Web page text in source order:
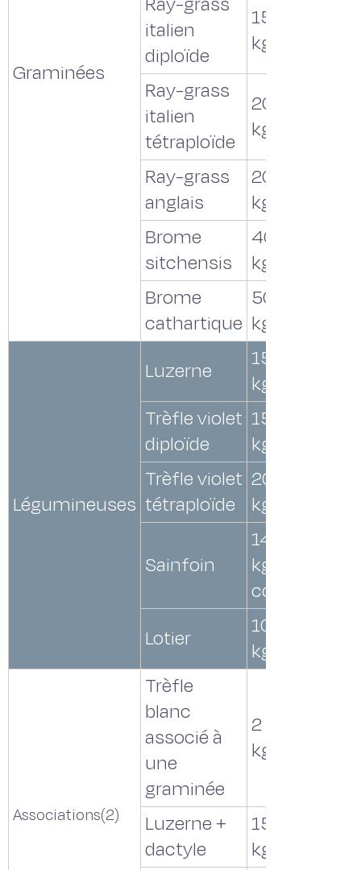
Graminées
italien
diploïde
15 à 20
kg/ha
Ray-grass
italien
tétraploïde
20 à 25
kg/ha
Ray-grass
anglais
20 à 25
kg/ha
Brome
sitchensis
40 à 45
kg/ha
Brome
cathartique
50 à 60
kg/ha
Légumineuses
Luzerne
15 à 20
kg/ha
Trèfle violet
diploïde
15 à 20
kg/ha
Trèfle violet
tétraploïde
20 à 25
kg/ha
Sainfoin
140
kg/ha de
cosses
Lotier
10 à 15
kg/ha
Associations(2)
Trèfle
blanc
associé à
une
graminée
2 à 3
kg/ha
Luzerne +
dactyle
15 + 12
kg/ha